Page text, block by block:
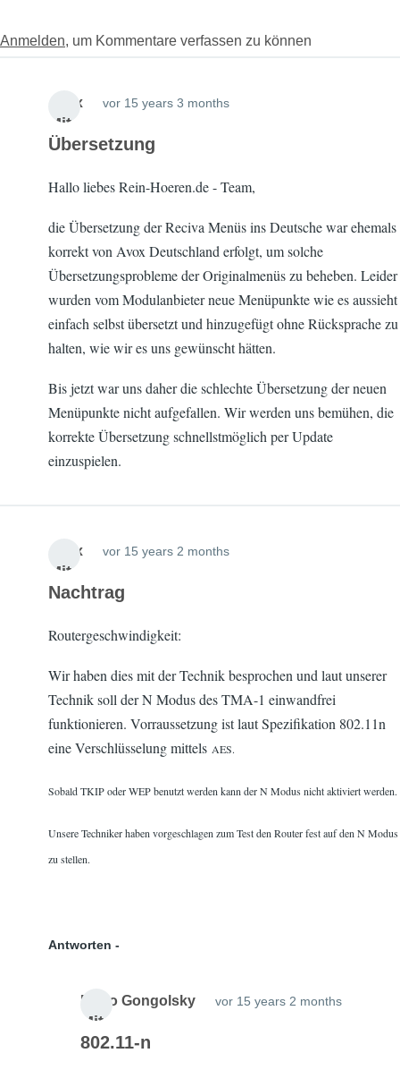
Anmelden, um Kommentare verfassen zu können
Mit
glie
seit
s 2
mont
hs
Avox vor 15 years 3 months
Übersetzung
Hallo liebes Rein-Hoeren.de - Team,
die Übersetzung der Reciva Menüs ins Deutsche war ehemals
korrekt von Avox Deutschland erfolgt, um solche
Übersetzungsprobleme der Originalmenüs zu beheben. Leider
wurden vom Modulanbieter neue Menüpunkte wie es aussieht
einfach selbst übersetzt und hinzugefügt ohne Rücksprache zu
halten, wie wir es uns gewünscht hätten.
Bis jetzt war uns daher die schlechte Übersetzung der neuen
Menüpunkte nicht aufgefallen. Wir werden uns bemühen, die
korrekte Übersetzung schnellstmöglich per Update
einzuspielen.
Mit
glie
seit
s 2
mont
hs
Avox vor 15 years 2 months
Nachtrag
Routergeschwindigkeit:
Wir haben dies mit der Technik besprochen und laut unserer
Technik soll der N Modus des TMA-1 einwandfrei
funktionieren. Vorraussetzung ist laut Spezifikation 802.11n
eine Verschlüsselung mittels AES.
Sobald TKIP oder WEP benutzt werden kann der N Modus nicht aktiviert werden.
Unsere Techniker haben vorgeschlagen zum Test den Router fest auf den N Modus
zu stellen.
Antworten
Mit
glie
Mario Gongolsky vor 15 years 2 months
802.11-n